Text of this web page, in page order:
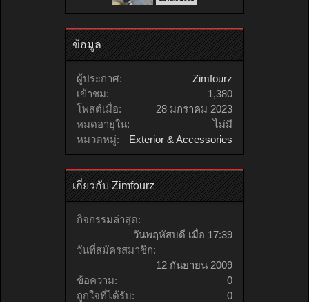
ข้อมูล
ผู้ประกาศ:
Zimfourz
เข้าชม:
1,380
โพสต์เมื่อ:
28 มกราคม 2023
หมดอายุใน:
ไม่มี
หมวดหมู่:
Exterior & Accessories
เกี่ยวกับ Zimfourz
กิจกรรมล่าสุด:
วันพฤหัสบดี เมื่อ 17:39
วันที่สมัครสมาชิก:
12 กันยายน 2009
ข้อความ:
0
ถูกใจที่ได้รับ:
0